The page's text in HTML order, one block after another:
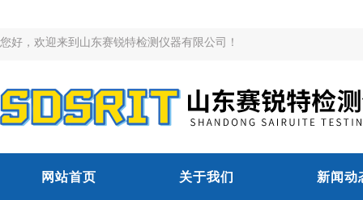
您好，欢迎来到山东赛锐特检测仪器有限公司！
网站首页 关于我们 新闻动